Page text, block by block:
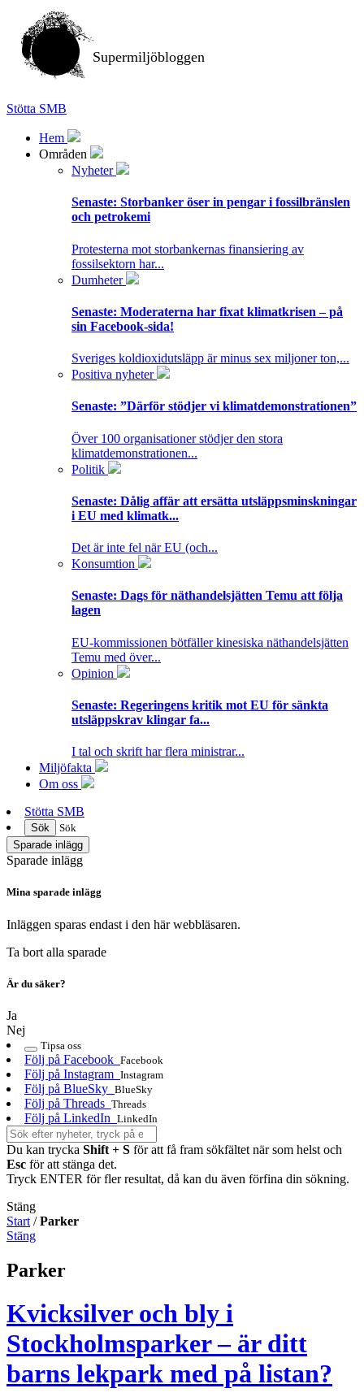
Supermiljöbloggen
Stötta SMB
Hem
Områden
Nyheter
Senaste: Storbanker öser in pengar i fossilbränslen
och petrokemi
Protesterna mot storbankernas finansiering av
fossilsektorn har...
Dumheter
Senaste: Moderaterna har fixat klimatkrisen – på
sin Facebook-sida!
Sveriges koldioxidutsläpp är minus sex miljoner ton,...
Positiva nyheter
Senaste: ”Därför stödjer vi klimatdemonstrationen”
Över 100 organisationer stödjer den stora
klimatdemonstrationen...
Politik
Senaste: Dålig affär att ersätta utsläppsminskningar
i EU med klimatk...
Det är inte fel när EU (och...
Konsumtion
Senaste: Dags för näthandelsjätten Temu att följa
lagen
EU-kommissionen bötfäller kinesiska näthandelsjätten
Temu med över...
Opinion
Senaste: Regeringens kritik mot EU för sänkta
utsläppskrav klingar fa...
I tal och skrift har flera ministrar...
Miljöfakta
Om oss
Stötta SMB
Sök
Sök
Sparade inlägg
Sparade inlägg
Mina sparade inlägg
Inläggen sparas endast i den här webbläsaren.
Ta bort alla sparade
Är du säker?
Ja
Nej
Tipsa oss
Följ på Facebook Facebook
Följ på Instagram Instagram
Följ på BlueSky BlueSky
Följ på Threads Threads
Följ på LinkedIn LinkedIn
Du kan trycka Shift + S för att få fram sökfältet när som helst och
Esc för att stänga det.
Tryck ENTER för fler resultat, då kan du även förfina din sökning.
Stäng
Start /Parker
Stäng
Parker
Kvicksilver och bly i
Stockholmsparker – är ditt
barns lekpark med på listan?